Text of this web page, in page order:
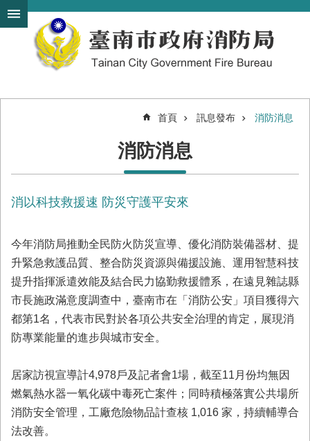
跳到主要內容區塊
搜
尋
進
介
訊
布
民
服
務
業
資
訊
服
務
首頁 訊息發布 消防消息
消防消息
消以科技救援速 防災守護平安來
今年消防局推動全民防火防災宣導、優化消防裝備器材、提
升緊急救護品質、整合防災資源與備援設施、運用智慧科技
提升指揮派遣效能及結合民力協勤救援體系 ，在遠見雜誌縣
市長施政滿意度調查中，臺南市在「消防公安」項目獲得六
都第1名，代表市民對於各項公共安全治理的肯定，展現消
防專業能量的進步與城市安全。
居家訪視宣導計4,978戶及記者會1場，截至11月份均無因
燃氣熱水器一氧化碳中毒死亡案件；同時積極落實公共場所
消防安全管理，工廠危險物品計查核 1,016 家，持續輔導合
法改善。